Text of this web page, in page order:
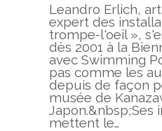
Leandro Erlich,
expert des
trompe-l'oeil »,
dès 2001 à la
avec Swimming
pas comme les
depuis de façon
musée de
Japon.&nbsp;Ses
mettent le…